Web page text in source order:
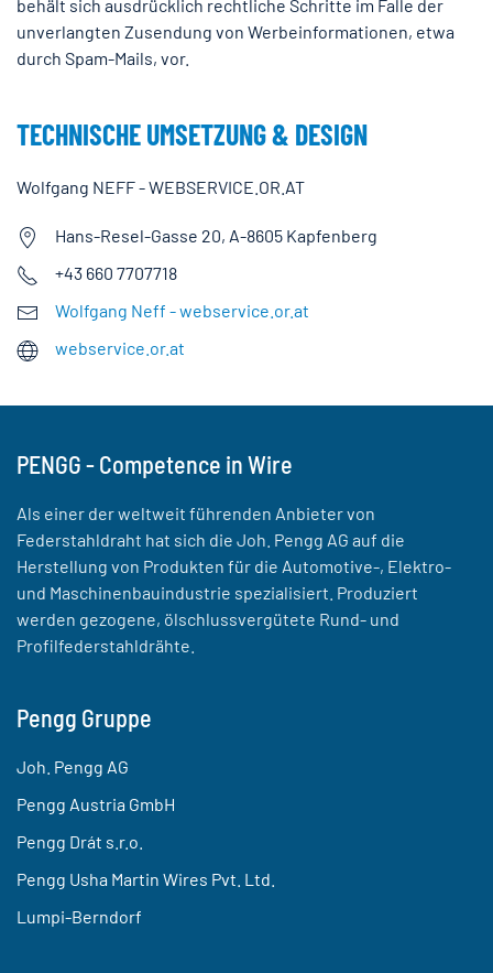
behält sich ausdrücklich rechtliche Schritte im Falle der
unverlangten Zusendung von Werbeinformationen, etwa
durch Spam-Mails, vor.
TECHNISCHE UMSETZUNG & DESIGN
Wolfgang NEFF - WEBSERVICE.OR.AT
Hans-Resel-Gasse 20, A-8605 Kapfenberg
+43 660 7707718
Wolfgang Neff - webservice.or.at
webservice.or.at
PENGG - Competence in Wire
Als einer der weltweit führenden Anbieter von
Federstahldraht hat sich die Joh. Pengg AG auf die
Herstellung von Produkten für die Automotive-, Elektro-
und Maschinenbauindustrie spezialisiert. Produziert
werden gezogene, ölschlussvergütete Rund- und
Profilfederstahldrähte.
Pengg Gruppe
Joh. Pengg AG
Pengg Austria GmbH
Pengg Drát s.r.o.
Pengg Usha Martin Wires Pvt. Ltd.
Lumpi-Berndorf